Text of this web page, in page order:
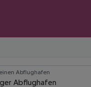
Abflughafen
Abflughafen